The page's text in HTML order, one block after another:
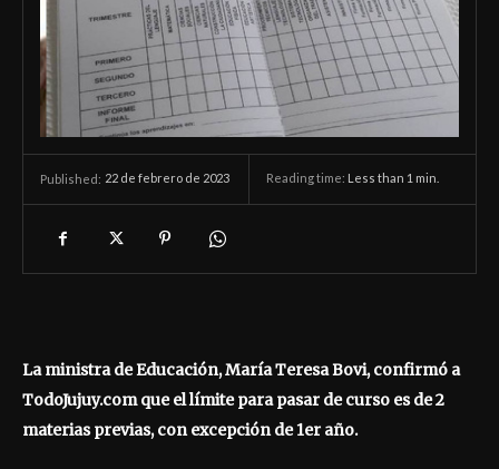
Published: 22 de febrero de 2023 Reading time: Less than 1 min.
La ministra de Educación, María Teresa Bovi, confirmó a
TodoJujuy.com que el límite para pasar de curso es de 2
materias previas, con excepción de 1er año.